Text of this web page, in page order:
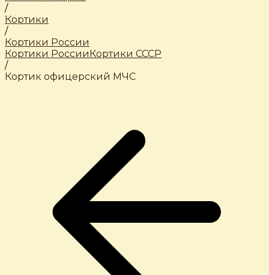
/
Кортики
/
Кортики России
Кортики РоссииКортики СССР
/
Кортик офицерский МЧС